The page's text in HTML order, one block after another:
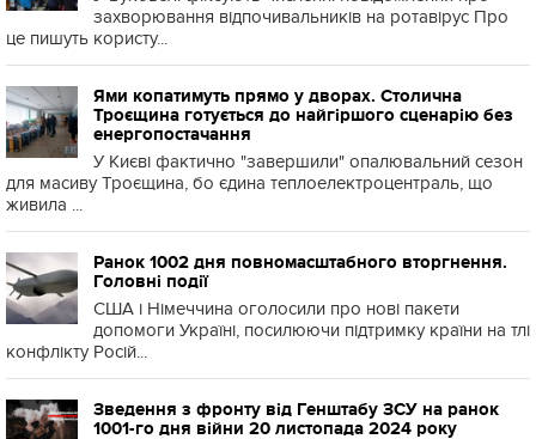
захворювання відпочивальників на ротавірус Про
це пишуть користу...
Ями копатимуть прямо у дворах. Столична
Троєщина готується до найгіршого сценарію без
енергопостачання
У Києві фактично "завершили" опалювальний сезон
для масиву Троєщина, бо єдина теплоелектроцентраль, що
живила ...
Ранок 1002 дня повномасштабного вторгнення.
Головні події
США і Німеччина оголосили про нові пакети
допомоги Україні, посилюючи підтримку країни на тлі
конфлікту Росій...
Зведення з фронту від Генштабу ЗСУ на ранок
1001-го дня війни 20 листопада 2024 року